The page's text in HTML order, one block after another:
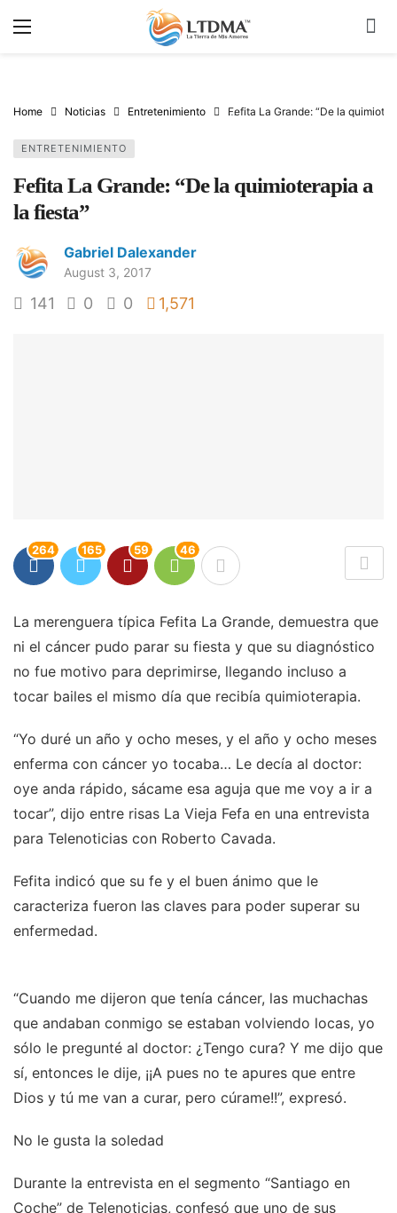
Home Noticias Entretenimiento Fefita La Grande: “De la
ENTRETENIMIENTO
Fefita La Grande: “De la quimioterapia a
la fiesta”
Gabriel Dalexander
August 3, 2017
141 0 0 1,571
264 165 59 46
La merenguera típica Fefita La Grande, demuestra que
ni el cáncer pudo parar su fiesta y que su diagnóstico
no fue motivo para deprimirse, llegando incluso a
tocar bailes el mismo día que recibía quimioterapia.
“Yo duré un año y ocho meses, y el año y ocho meses
enferma con cáncer yo tocaba… Le decía al doctor:
oye anda rápido, sácame esa aguja que me voy a ir a
tocar”, dijo entre risas La Vieja Fefa en una entrevista
para Telenoticias con Roberto Cavada.
Fefita indicó que su fe y el buen ánimo que le
caracteriza fueron las claves para poder superar su
enfermedad.
“Cuando me dijeron que tenía cáncer, las muchachas
que andaban conmigo se estaban volviendo locas, yo
sólo le pregunté al doctor: ¿Tengo cura? Y me dijo que
sí, entonces le dije, ¡¡A pues no te apures que entre
Dios y tú me van a curar, pero cúrame!!”, expresó.
No le gusta la soledad
Durante la entrevista en el segmento “Santiago en
Coche” de Telenoticias, confesó que uno de sus